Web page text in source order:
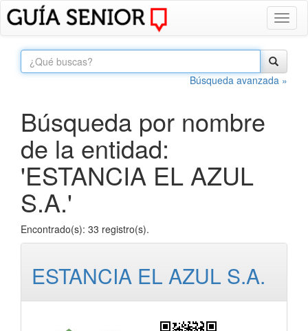
Búsqueda avanzada »
Búsqueda por nombre
de la entidad:
'ESTANCIA EL AZUL
S.A.'
Encontrado(s): 33 registro(s).
ESTANCIA EL AZUL S.A.